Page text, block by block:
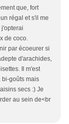
que, fort
régal et s'il me
de coco.
par écoeurer si
d'arachides,
Il m'est
bi-goûts mais
secs :) Je
au sein de<br